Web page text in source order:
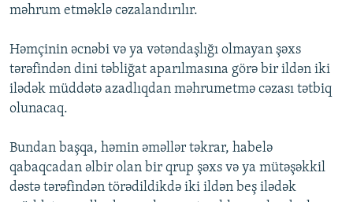
məhrum etməklə cəzalandırılır.
Həmçinin əcnəbi və ya vətəndaşlığı olmayan şəxs
tərəfindən dini təbliğat aparılmasına görə bir ildən iki
ilədək müddətə azadlıqdan məhrumetmə cəzası tətbiq
olunacaq.
Bundan başqa, həmin əməllər təkrar, habelə
qabaqcadan əlbir olan bir qrup şəxs və ya mütəşəkkil
dəstə tərəfindən törədildikdə iki ildən beş ilədək